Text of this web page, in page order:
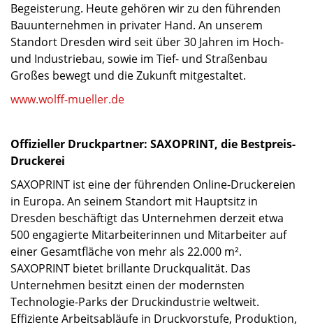
Begeisterung. Heute gehören wir zu den führenden
Bauunternehmen in privater Hand. An unserem
Standort Dresden wird seit über 30 Jahren im Hoch-
und Industriebau, sowie im Tief- und Straßenbau
Großes bewegt und die Zukunft mitgestaltet.
www.wolff-mueller.de
Offizieller Druckpartner: SAXOPRINT, die Bestpreis-
Druckerei
SAXOPRINT ist eine der führenden Online-Druckereien
in Europa. An seinem Standort mit Hauptsitz in
Dresden beschäftigt das Unternehmen derzeit etwa
500 engagierte Mitarbeiterinnen und Mitarbeiter auf
einer Gesamtfläche von mehr als 22.000 m².
SAXOPRINT bietet brillante Druckqualität. Das
Unternehmen besitzt einen der modernsten
Technologie-Parks der Druckindustrie weltweit.
Effiziente Arbeitsabläufe in Druckvorstufe, Produktion,